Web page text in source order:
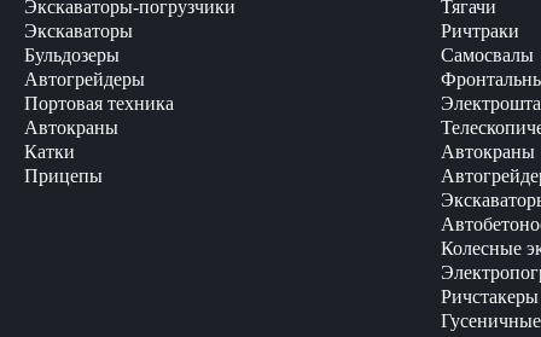
Экскаваторы-погрузчики
Экскаваторы
Бульдозеры
Автогрейдеры
Портовая техника
Автокраны
Катки
Прицепы
Тягачи
Ричтраки
Самосвалы
Автокраны
Колесные
Ричстакеры